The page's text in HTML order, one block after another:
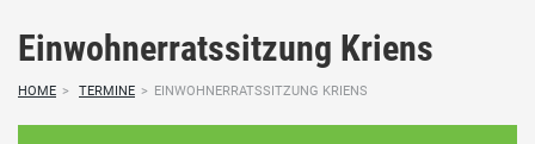
Einwohnerratssitzung Kriens
HOME > TERMINE > EINWOHNERRATSSITZUNG KRIENS